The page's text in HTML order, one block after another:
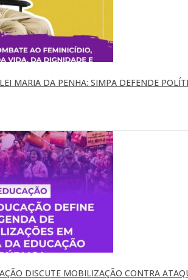
MARIA DA PENHA: SIMPA DEFENDE
DISCUTE MOBILIZAÇÃO CONTRA